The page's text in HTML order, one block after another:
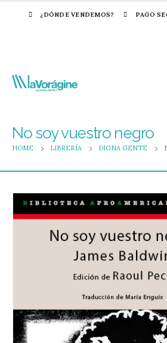
¿DÓNDE VENDEMOS? PAGO
No soy vuestro negro
HOME LIBRERÍA DIGNA GENTE